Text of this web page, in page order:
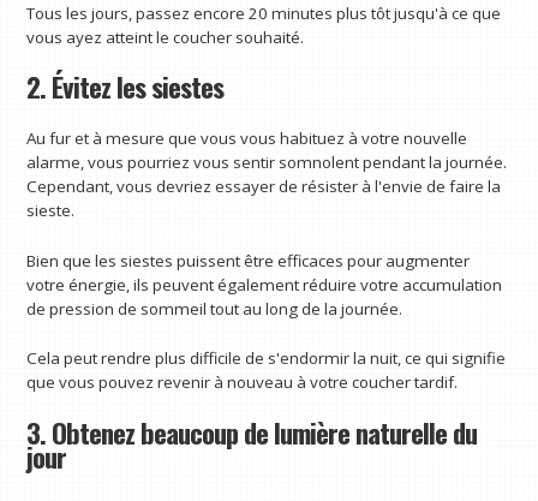
Tous les jours, passez encore 20 minutes plus tôt jusqu'à ce que
vous ayez atteint le coucher souhaité.
2. Évitez les siestes
Au fur et à mesure que vous vous habituez à votre nouvelle
alarme, vous pourriez vous sentir somnolent pendant la journée.
Cependant, vous devriez essayer de résister à l'envie de faire la
sieste.
Bien que les siestes puissent être efficaces pour augmenter
votre énergie, ils peuvent également réduire votre accumulation
de pression de sommeil tout au long de la journée.
Cela peut rendre plus difficile de s'endormir la nuit, ce qui signifie
que vous pouvez revenir à nouveau à votre coucher tardif.
3. Obtenez beaucoup de lumière naturelle du
jour